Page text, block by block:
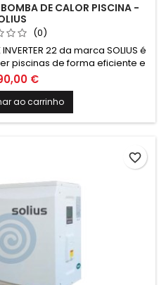
DE CALOR PISCINA -
(0)
22 da marca SOLIUS é
piscinas de forma eficiente e
inverter, garante um
baixo consumo energético.
durante todo o ano!
€
ao carrinho
favorite_border